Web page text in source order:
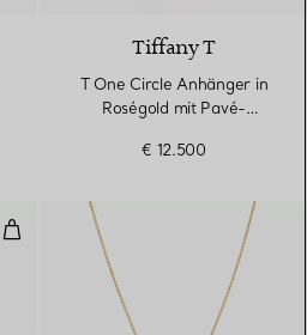
Tiffany T
T One Circle Anhänger in
Roségold mit Pavé-
€ 12.500
Diamant-Anhänger in